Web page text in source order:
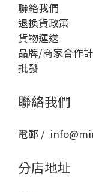
聯絡我們
退換貨政策
貨物運送
品牌/商家合作
批發
聯絡我們
電郵 /
分店地址